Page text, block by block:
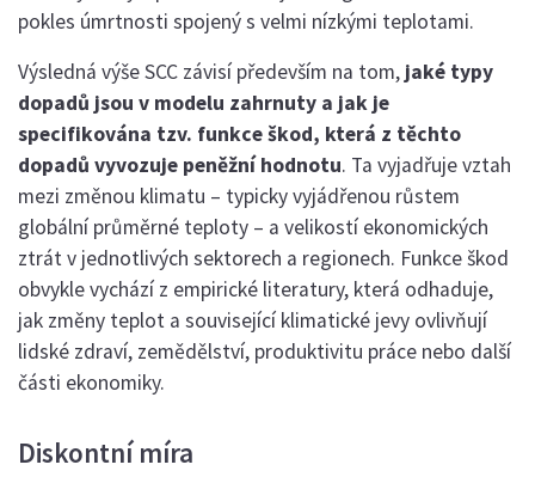
pokles úmrtnosti spojený s velmi nízkými teplotami.
Výsledná výše SCC závisí především na tom, jaké typy
dopadů jsou v modelu zahrnuty a jak je
specifikována tzv. funkce škod, která z těchto
dopadů vyvozuje peněžní hodnotu. Ta vyjadřuje vztah
mezi změnou klimatu – typicky vyjádřenou růstem
globální průměrné teploty – a velikostí ekonomických
ztrát v jednotlivých sektorech a regionech. Funkce škod
obvykle vychází z empirické literatury, která odhaduje,
jak změny teplot a související klimatické jevy ovlivňují
lidské zdraví, zemědělství, produktivitu práce nebo další
části ekonomiky.
Diskontní míra